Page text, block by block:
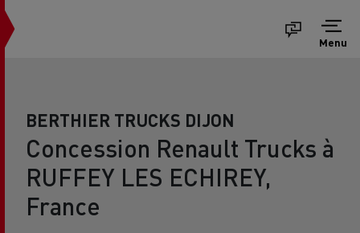
Menu
BERTHIER TRUCKS DIJON
Concession Renault Trucks à
RUFFEY LES ECHIREY,
France